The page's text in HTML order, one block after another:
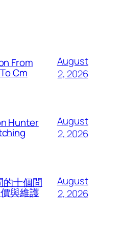
From
Cm
August
2, 2026
Hunter
August
2, 2026
的十個問
與維護
August
2, 2026